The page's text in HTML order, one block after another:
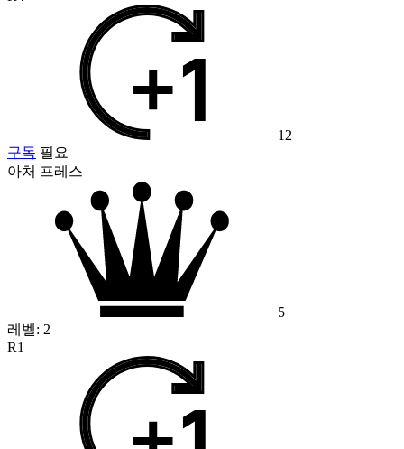
12
구독 필요
아처 프레스
5
레벨: 2
R1